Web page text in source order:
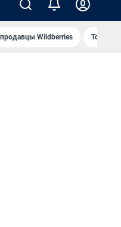
Wildberries Топ